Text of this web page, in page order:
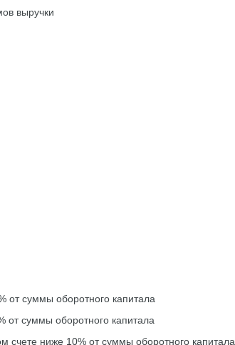
выручки
от суммы оборотного капитала
от суммы оборотного капитала
счете ниже 10% от суммы оборотного капитала